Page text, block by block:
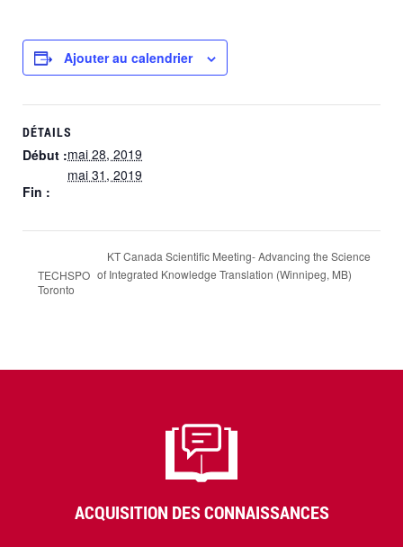
Ajouter au calendrier
DÉTAILS
Début :mai 28, 2019
Fin :
mai 31, 2019
TECHSPO
Toronto
KT Canada Scientific Meeting- Advancing the Science
of Integrated Knowledge Translation (Winnipeg, MB)
ACQUISITION DES CONNAISSANCES